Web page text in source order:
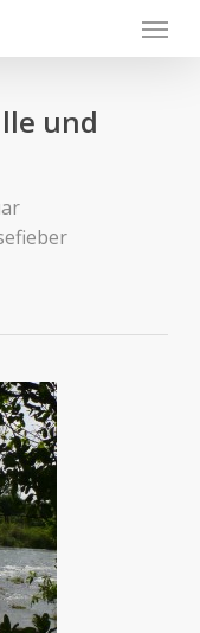
Menu
und